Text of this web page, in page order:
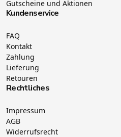
Gutscheine und Aktionen
Kundenservice
FAQ
Kontakt
Zahlung
Lieferung
Retouren
Rechtliches
Impressum
AGB
Widerrufsrecht